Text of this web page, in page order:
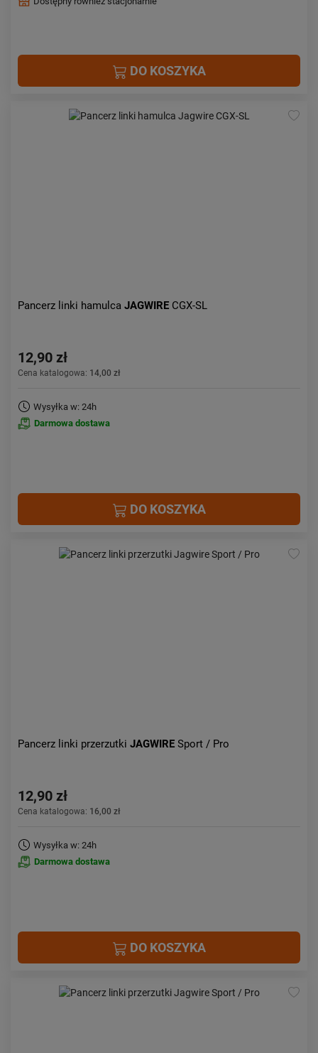
DO KOSZYKA
Pancerz linki hamulca JAGWIRE CGX-SL
12,90 zł
Cena katalogowa: 14,00 zł
Wysyłka w: 24h
Darmowa dostawa
DO KOSZYKA
Pancerz linki przerzutki JAGWIRE Sport / Pro
12,90 zł
Cena katalogowa: 16,00 zł
Wysyłka w: 24h
Darmowa dostawa
DO KOSZYKA